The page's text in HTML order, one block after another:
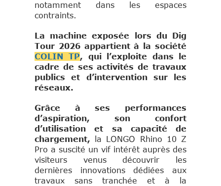
notamment dans les espaces
contraints.
La machine exposée lors du Dig
Tour 2026 appartient à la société
COLIN TP, qui l’exploite dans le
cadre de ses activités de travaux
publics et d’intervention sur les
réseaux.
Grâce à ses performances
d’aspiration, son confort
d’utilisation et sa capacité de
chargement, la LONGO Rhino 10 Z
Pro a suscité un vif intérêt auprès des
visiteurs venus découvrir les
dernières innovations dédiées aux
travaux sans tranchée et à la